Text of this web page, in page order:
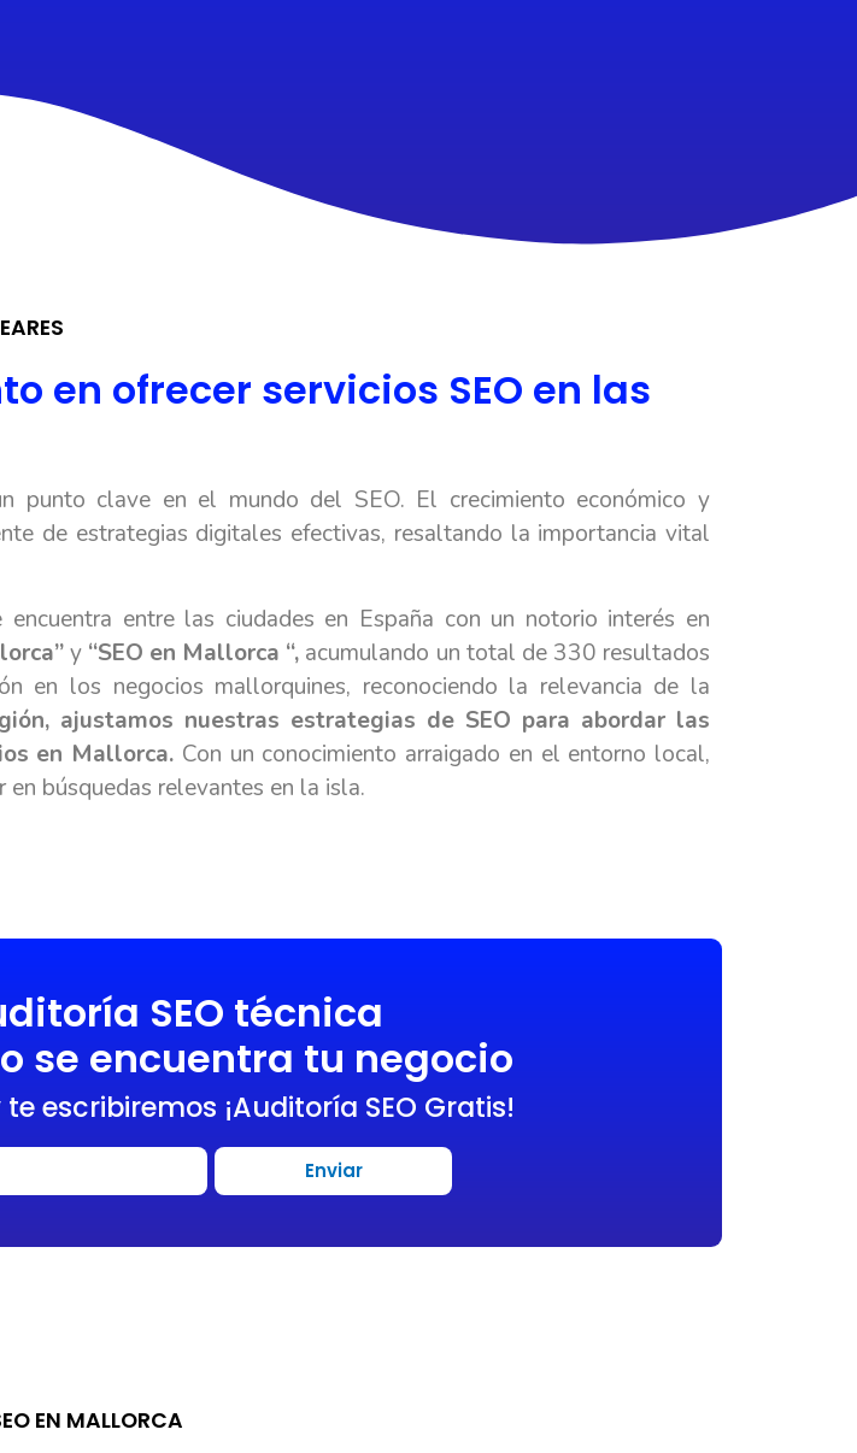
en ofrecer servicios SEO en las
punto clave en el mundo del SEO. El crecimiento económico y
de estrategias digitales efectivas, resaltando la importancia vital
entre las ciudades en España con un notorio interés en
y “SEO en Mallorca “, acumulando un total de 330 resultados
en los negocios mallorquines, reconociendo la relevancia de la
ajustamos nuestras estrategias de SEO para abordar las
en Mallorca. Con un conocimiento arraigado en el entorno local,
búsquedas relevantes en la isla.
SEO técnica
se encuentra tu negocio
escribiremos ¡Auditoría SEO Gratis!
Enviar
EN MALLORCA